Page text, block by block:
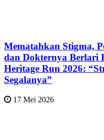
Mematahkan Stigma,
dan Dokternya Berlari
Heritage Run 2026:
Segalanya”
17 Mei 2026